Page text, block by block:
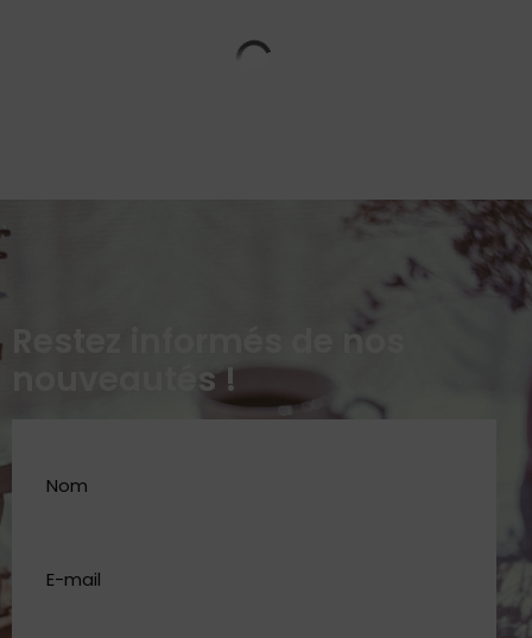
Restez informés de nos
nouveautés !